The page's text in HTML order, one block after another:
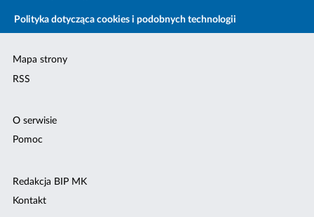
Polityka dotycząca cookies i podobnych technologii
Mapa strony
RSS
O serwisie
Pomoc
Redakcja BIP MK
Kontakt